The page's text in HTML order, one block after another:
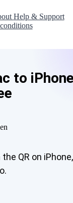
Help & Support
to
QR on iPhone,